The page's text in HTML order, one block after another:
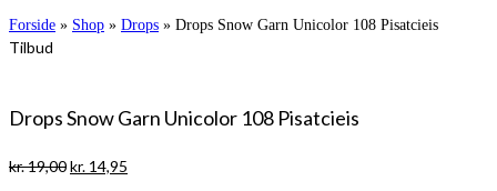
Forside » Shop » Drops » Drops Snow Garn Unicolor 108 Pisatcieis
Tilbud
Drops Snow Garn Unicolor 108 Pisatcieis
kr.19,00Den
kr. 14,95